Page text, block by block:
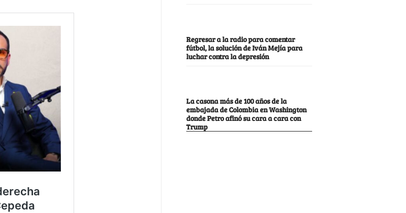
Regresar a la radio para comentar
fútbol, la solución de Iván Mejía para
luchar contra la depresión
La casona más de 100 años de la
embajada de Colombia en Washington
donde Petro afinó su cara a cara con
Trump